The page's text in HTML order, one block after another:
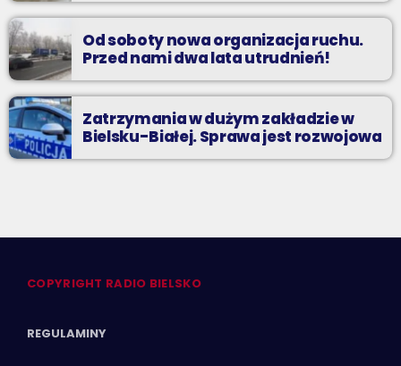
Od soboty nowa organizacja ruchu.
Przed nami dwa lata utrudnień!
Zatrzymania w dużym zakładzie w
Bielsku-Białej. Sprawa jest rozwojowa
COPYRIGHT RADIO BIELSKO
REGULAMINY